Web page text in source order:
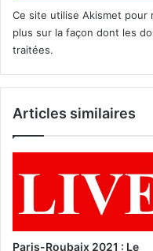
Ce site utilise Akismet pour
plus sur la façon dont les
traitées.
Articles similaires
Paris-Roubaix 2021 : Le